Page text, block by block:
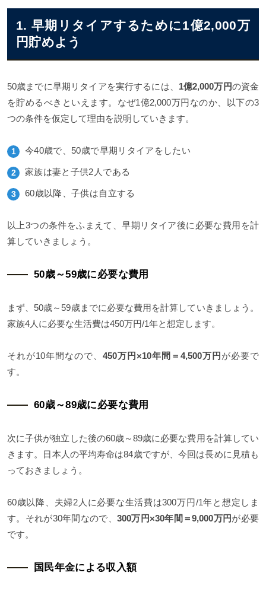
1. 早期リタイアするために1億2,000万
円貯めよう
50歳までに早期リタイアを実行するには、 1億2,000万円の資金
を貯めるべきといえます。なぜ1億2,000万円なのか、以下の3
つの条件を仮定して理由を説明していきます。
今40歳で、50歳で早期リタイアをしたい
家族は妻と子供2人である
60歳以降、子供は自立する
以上3つの条件をふまえて、早期リタイア後に必要な費用を計
算していきましょう。
50歳～59歳に必要な費用
まず、50歳～59歳までに必要な費用を計算していきましょう。
家族4人に必要な生活費は450万円/1年と想定します。
それが10年間なので、 450万円×10年間＝4,500万円 が必要で
す。
60歳～89歳に必要な費用
次に子供が独立した後の60歳～89歳に必要な費用を計算してい
きます。日本人の平均寿命は84歳ですが、今回は長めに見積も
っておきましょう。
60歳以降、夫婦2人に必要な生活費は300万円/1年と想定しま
す。それが30年間なので、 300万円×30年間＝9,000万円が必要
です。
国民年金による収入額